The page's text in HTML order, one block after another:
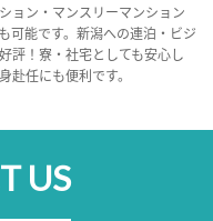
ョン・マンスリーマンション
可能です。新潟への連泊・ビジ
評！寮・社宅としても安心し
任にも便利です。
US